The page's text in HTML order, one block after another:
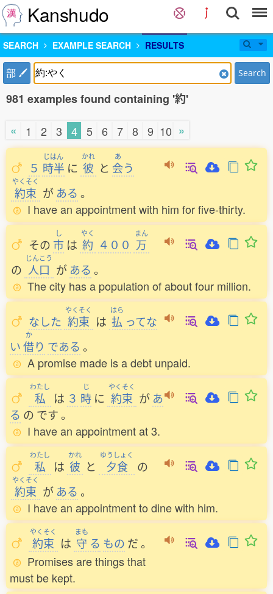
Kanshudo
SEARCH EXAMPLE SEARCH RESULTS
部 Search
981 examples found containing '約'
« 1 2 3 4 5 6 7 8 9 10 »
５
じはん
時半 に
かれ
彼 と
あ
会う
やくそく
約束 が ある 。
I have an appointment with him for five-thirty.
その
し
市 は
やく
約 ４００
まん
万
の
じんこう
人口 が ある 。
The city has a population of about four million.
なした
やくそく
約束 は
はら
払 ってな
い
か
借り である 。
A promise made is a debt unpaid.
わたし
私 は ３
じ
時 に
やくそく
約束 が あ
る の です。
I have an appointment at 3.
わたし
私 は
かれ
彼 と
ゆうしょく
夕食 の
やくそく
約束 が ある 。
I have an appointment to dine with him.
やくそく
約束 は
まも
守 る もの だ。
Promises are things that
must be kept.